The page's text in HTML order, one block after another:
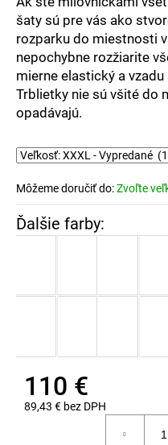
šaty sú pre vás ako
rozparku do miestnosti
nepochybne rozžiarite
mierne elastický a
Trblietky nie sú všité do
opadávajú.
Môžeme doručiť do:Zvoľte
110 €
89,43 € bez DPH